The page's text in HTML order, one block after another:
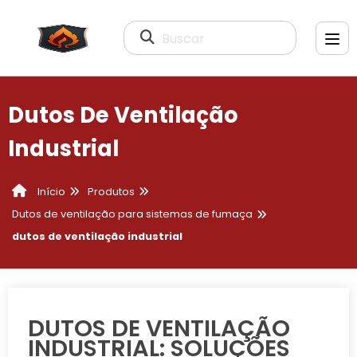
Buscar
Dutos De Ventilação
Industrial
Início
Produtos
Dutos de ventilação para sistemas de fumaça
dutos de ventilação industrial
DUTOS DE VENTILAÇÃO
INDUSTRIAL: SOLUÇÕES